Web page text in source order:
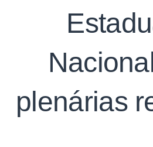
Search
plenárias